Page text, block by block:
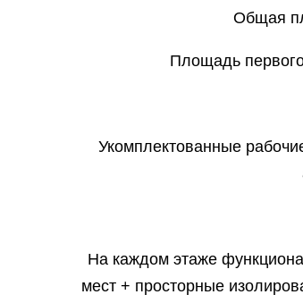
Общая
Площадь
Укомплектованные
На каждом этаже
мест + просторные